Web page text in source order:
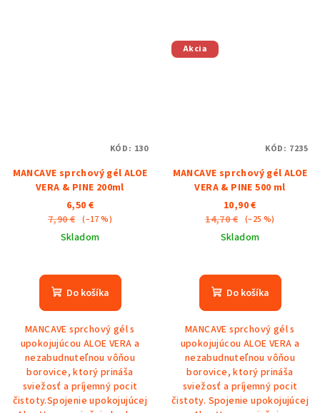
MANCAVE sprchový gél ALOE
VERA & PINE 200ml
6,50 €
7,90 € (–17 %)
Skladom
Do košíka
MANCAVE sprchový gél s
upokojujúcou ALOE VERA a
nezabudnuteľnou vôňou
borovice, ktorý prináša
sviežosť a príjemný pocit
čistoty.Spojenie upokojujúcej
KÓD: 130
Akcia
MANCAVE sprchový gél ALOE
VERA & PINE 500 ml
10,90 €
14,70 € (–25 %)
Skladom
Do košíka
MANCAVE sprchový gél s
upokojujúcou ALOE VERA a
nezabudnuteľnou vôňou
borovice, ktorý prináša
sviežosť a príjemný pocit
čistoty. Spojenie upokojujúcej
KÓD: 7235